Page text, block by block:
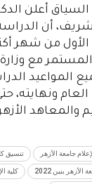
السياق أعلن
أن
من شهر
مع وزارة
المواعيد
ونهايته،
والمعاهد
جامعة الأزهر تنسيق
بنين 2022 كلية